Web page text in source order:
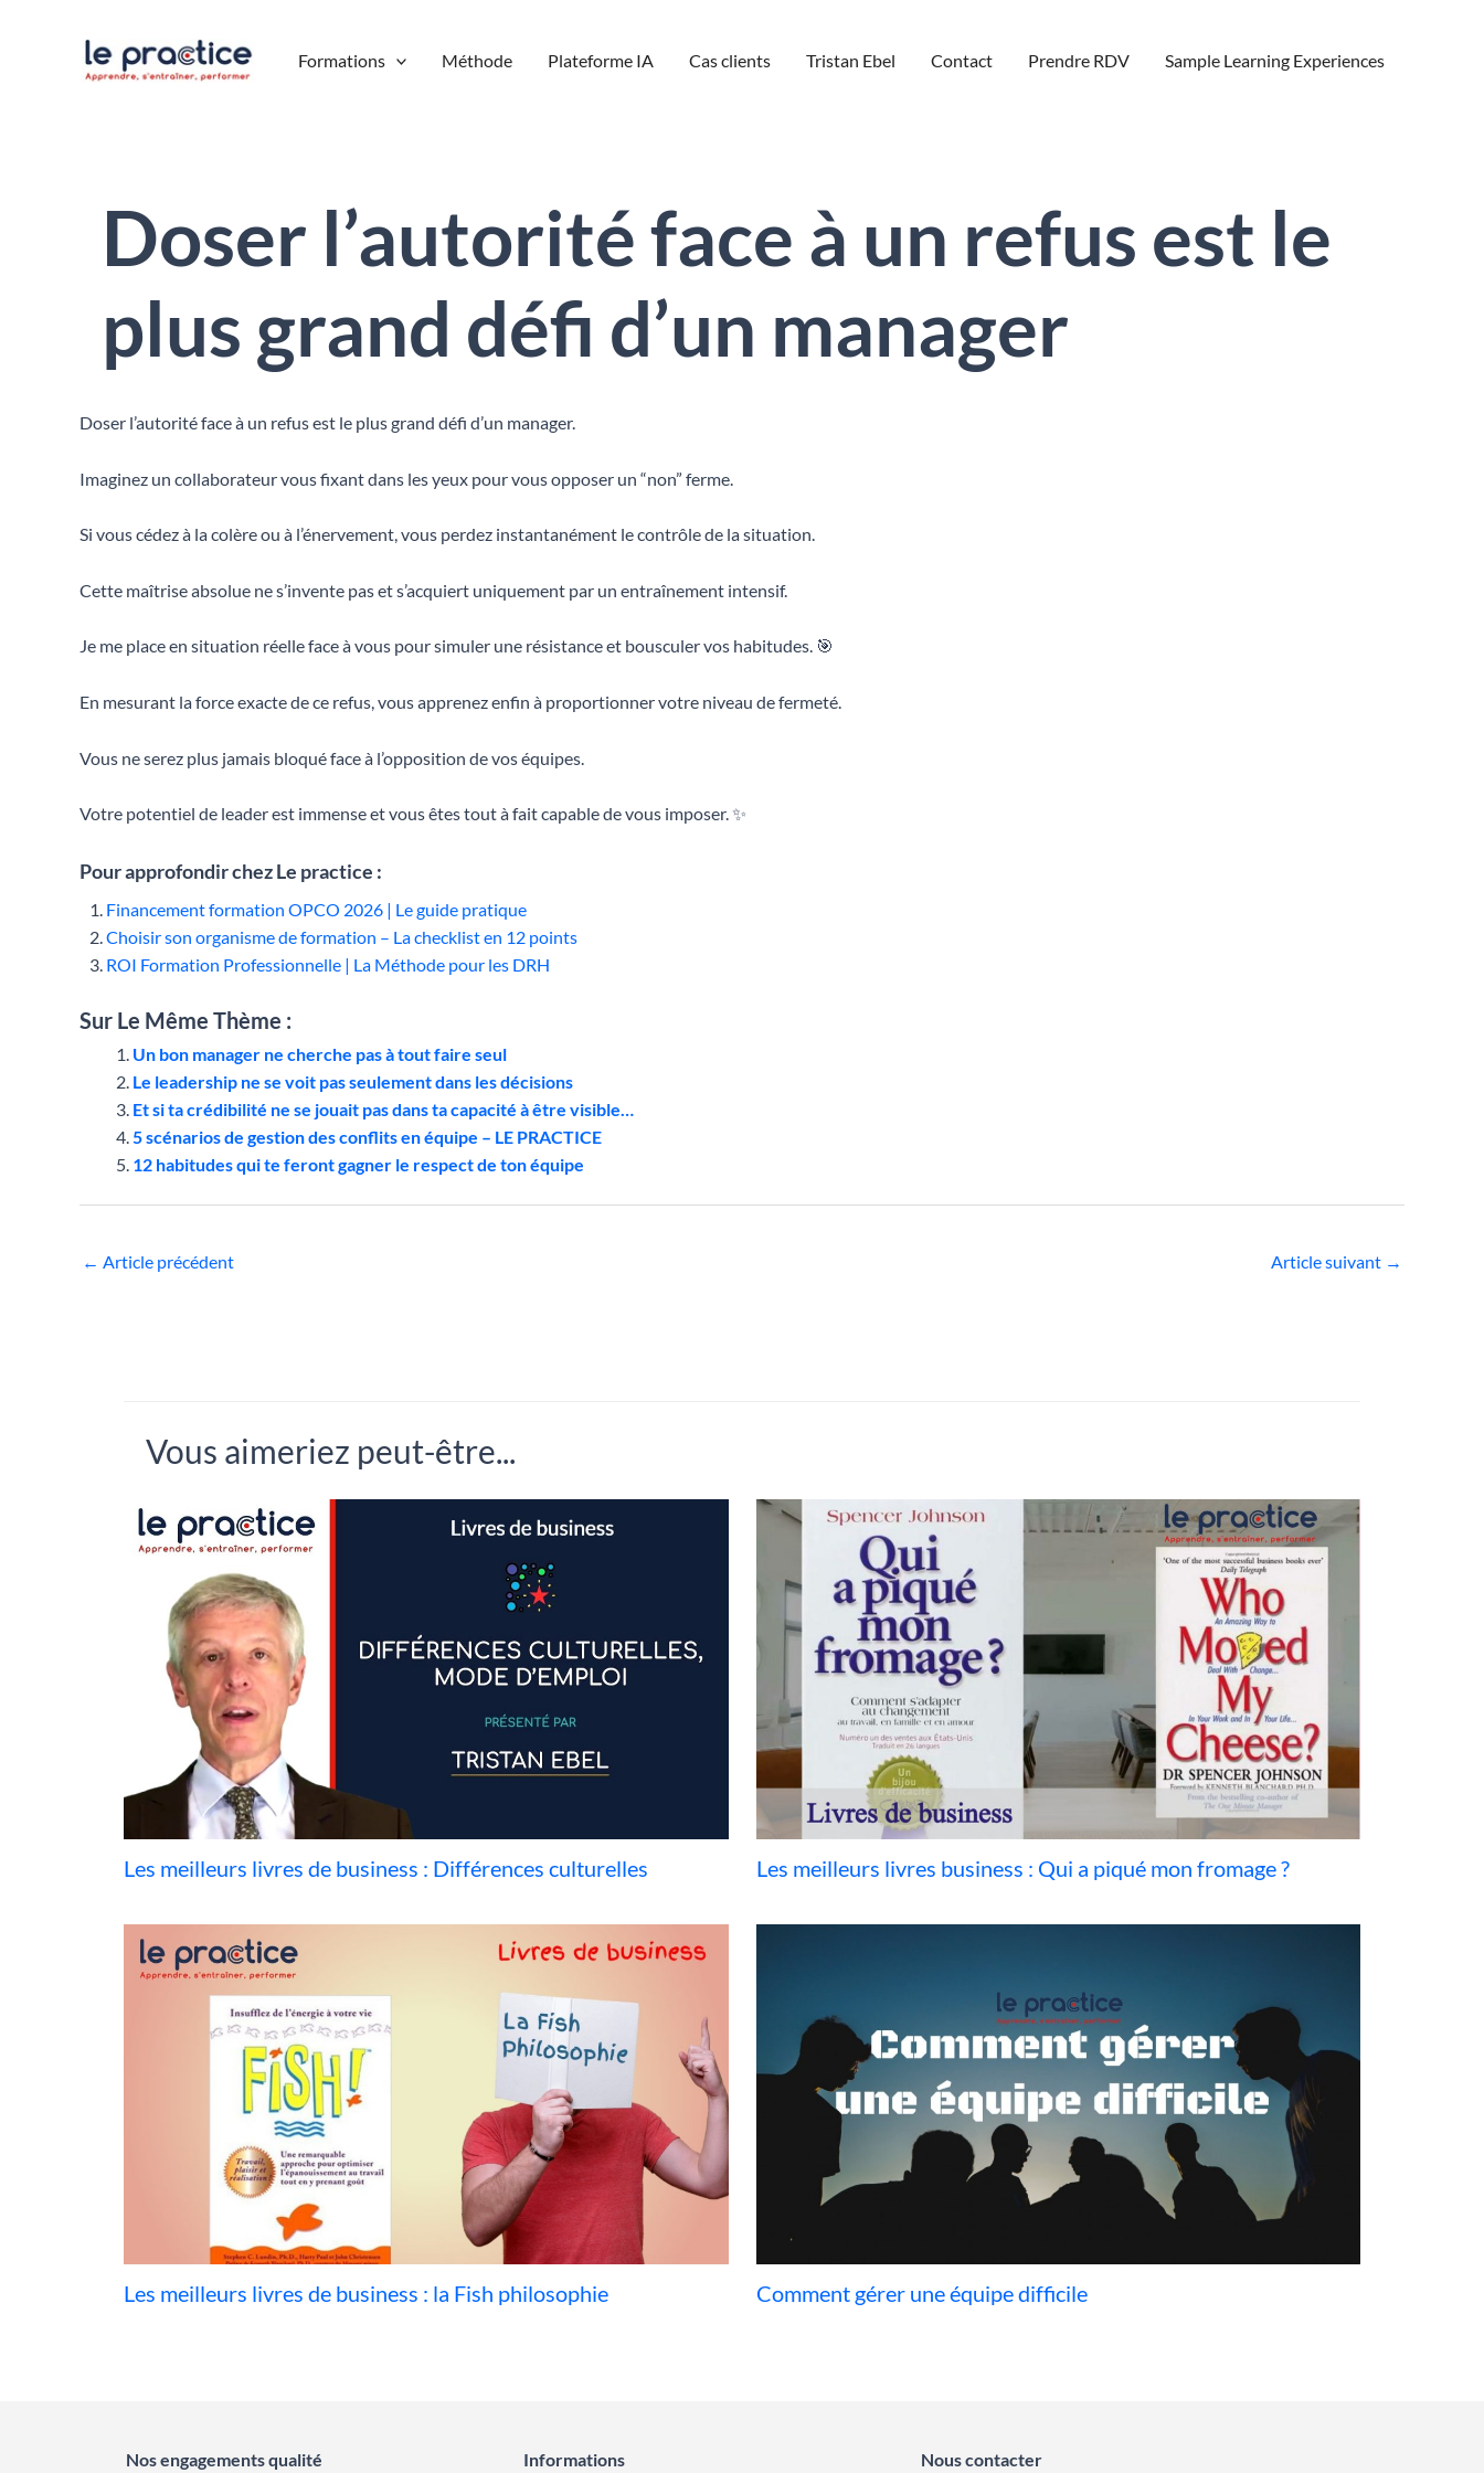
Formations Méthode Plateforme IA Cas clients Tristan Ebel Contact Prendre RDV Sample Learning Experiences
Doser l’autorité face à un refus est le
plus grand défi d’un manager
Doser l’autorité face à un refus est le plus grand défi d’un manager.
Imaginez un collaborateur vous fixant dans les yeux pour vous opposer un “non” ferme.
Si vous cédez à la colère ou à l’énervement, vous perdez instantanément le contrôle de la situation.
Cette maîtrise absolue ne s’invente pas et s’acquiert uniquement par un entraînement intensif.
Je me place en situation réelle face à vous pour simuler une résistance et bousculer vos habitudes. 🎯
En mesurant la force exacte de ce refus, vous apprenez enfin à proportionner votre niveau de fermeté.
Vous ne serez plus jamais bloqué face à l’opposition de vos équipes.
Votre potentiel de leader est immense et vous êtes tout à fait capable de vous imposer. ✨
Pour approfondir chez Le practice :
Financement formation OPCO 2026 | Le guide pratique
Choisir son organisme de formation – La checklist en 12 points
ROI Formation Professionnelle | La Méthode pour les DRH
Sur Le Même Thème :
Un bon manager ne cherche pas à tout faire seul
Le leadership ne se voit pas seulement dans les décisions
Et si ta crédibilité ne se jouait pas dans ta capacité à être visible…
5 scénarios de gestion des conflits en équipe – LE PRACTICE
12 habitudes qui te feront gagner le respect de ton équipe
← Article précédent Article suivant →
Vous aimeriez peut-être...
Les meilleurs livres de business : Différences culturelles Les meilleurs livres business : Qui a piqué mon fromage ?
Les meilleurs livres de business : la Fish philosophie Comment gérer une équipe difficile
Nos engagements qualité
Informations
Nous contacter